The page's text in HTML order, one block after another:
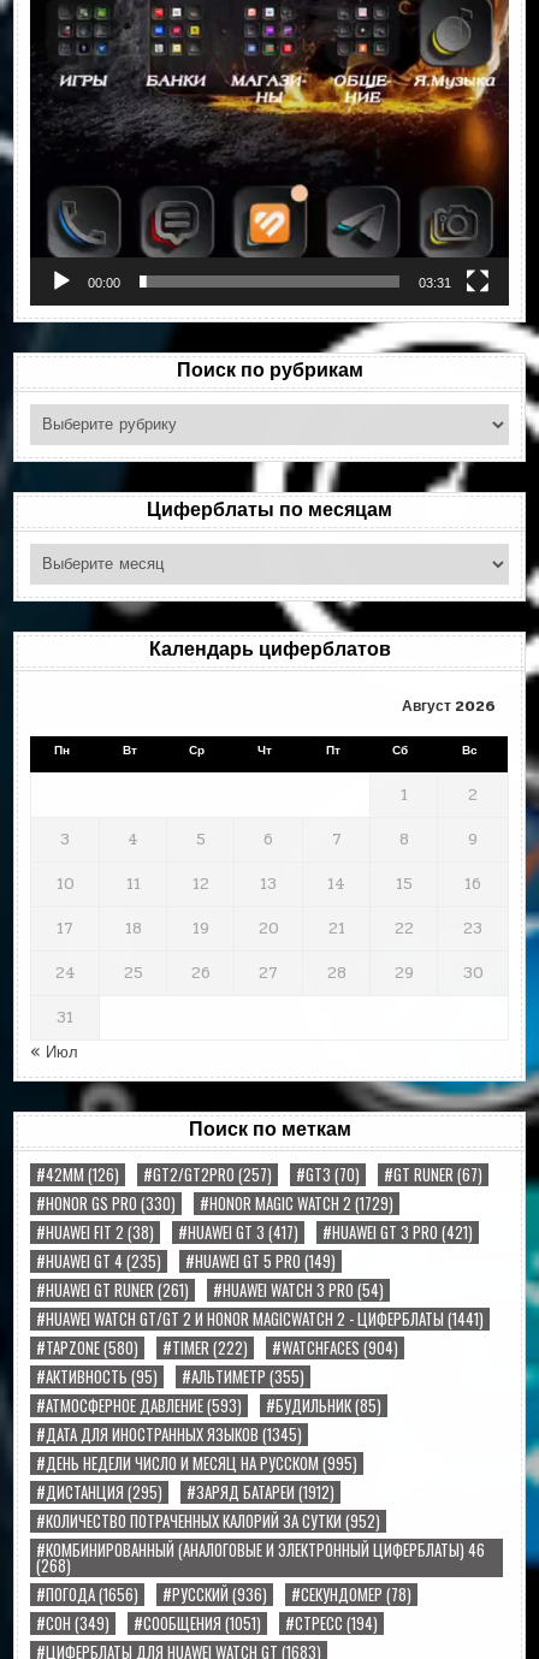
00:00 03:31
Поиск по рубрикам
Поиск
по
рубрикам
Циферблаты по месяцам
Циферблаты
по
месяцам
Календарь циферблатов
Август 2026
Пн Вт Ср Чт Пт Сб Вс
1
2
3
4 5 6 7 8
9
10
11 12 13 14 15
16
17
18 19 20 21 22
23
24
25 26 27 28 29
30
31
« Июл
Поиск по меткам
#42MM (126) #GT2/GT2PRO (257) #GT3 (70) #GT RUNER(67)
#HONOR GS PRO (330) #HONOR MAGIC WATCH 2 (1729)
#HUAWEI FIT 2 (38) #HUAWEI GT 3 (417) #HUAWEI GT 3 PRO (421)
#HUAWEI GT 4(235) #HUAWEI GT 5 PRO (149)
#HUAWEI GT RUNER(261) #HUAWEI WATCH 3 PRO (54)
#HUAWEI WATCH GT/GT 2 И HONOR MAGICWATCH 2 - ЦИФЕРБЛАТЫ (1441)
#TAPZONE(580) #TIMER(222) #WATCHFACES (904)
#АКТИВНОСТЬ (95) #АЛЬТИМЕТР (355)
#АТМОСФЕРНОЕ ДАВЛЕНИЕ(593) #БУДИЛЬНИК(85)
#ДАТА ДЛЯ ИНОСТРАННЫХ ЯЗЫКОВ (1345)
#ДЕНЬ НЕДЕЛИ ЧИСЛО И МЕСЯЦ НА РУССКОМ (995)
#ДИСТАНЦИЯ (295) #ЗАРЯД БАТАРЕИ (1912)
#КОЛИЧЕСТВО ПОТРАЧЕННЫХ КАЛОРИЙ ЗА СУТКИ (952)
#КОМБИНИРОВАННЫЙ (АНАЛОГОВЫЕ И ЭЛЕКТРОННЫЙ ЦИФЕРБЛАТЫ) 46
(268)
#ПОГОДА(1656) #РУССКИЙ (936) #СЕКУНДОМЕР (78)
#СОН (349) #СООБЩЕНИЯ (1051) #СТРЕСС (194)
#ЦИФЕРБЛАТЫ ДЛЯ HUAWEI WATCH GT (1683)